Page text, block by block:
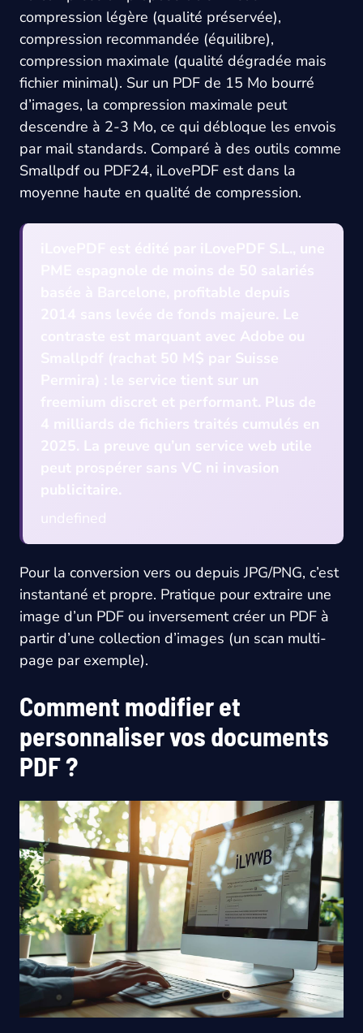
compression légère (qualité préservée),
compression recommandée (équilibre),
compression maximale (qualité dégradée mais
fichier minimal). Sur un PDF de 15 Mo bourré
d’images, la compression maximale peut
descendre à 2-3 Mo, ce qui débloque les envois
par mail standards. Comparé à des outils comme
Smallpdf ou PDF24, iLovePDF est dans la
moyenne haute en qualité de compression.
iLovePDF est édité par iLovePDF S.L., une
PME espagnole de moins de 50 salariés
basée à Barcelone, profitable depuis
2014 sans levée de fonds majeure. Le
contraste est marquant avec Adobe ou
Smallpdf (rachat 50 M$ par Suisse
Permira) : le service tient sur un
freemium discret et performant. Plus de
4 milliards de fichiers traités cumulés en
2025. La preuve qu’un service web utile
peut prospérer sans VC ni invasion
publicitaire.
undefined
Pour la conversion vers ou depuis JPG/PNG, c’est
instantané et propre. Pratique pour extraire une
image d’un PDF ou inversement créer un PDF à
partir d’une collection d’images (un scan multi-
page par exemple).
Comment modifier et
personnaliser vos documents
PDF ?